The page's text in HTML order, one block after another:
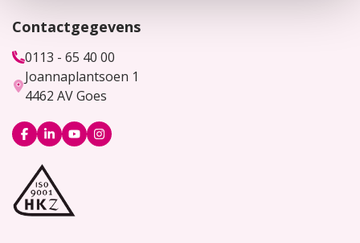
Contactgegevens
0113 - 65 40 00
Joannaplantsoen 1
4462 AV Goes
Logo
Facebook
Logo
LinkedIn
LogoLogo